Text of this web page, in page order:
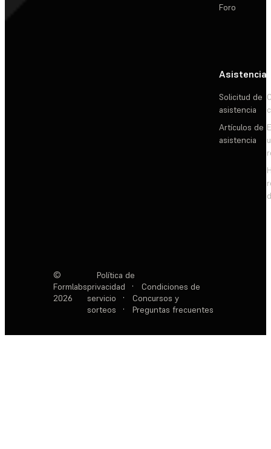
Foro
Asistencia
Solicitud de
asistencia
Artículos de
asistencia
©
Formlabs
2026
Política de
privacidad
·
Condiciones de
servicio
·
Concursos y
sorteos
· Preguntas frecuentes